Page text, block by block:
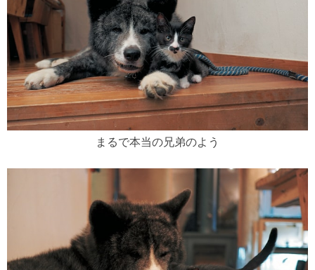
まるで本当の兄弟のよう